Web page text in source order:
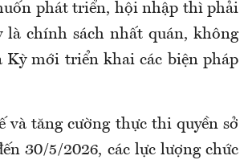
phát triển, hội nhập thì phải
chính sách nhất quán, không
mới triển khai các biện pháp
và tăng cường thực thi quyền sở
30/5/2026, các lực lượng chức